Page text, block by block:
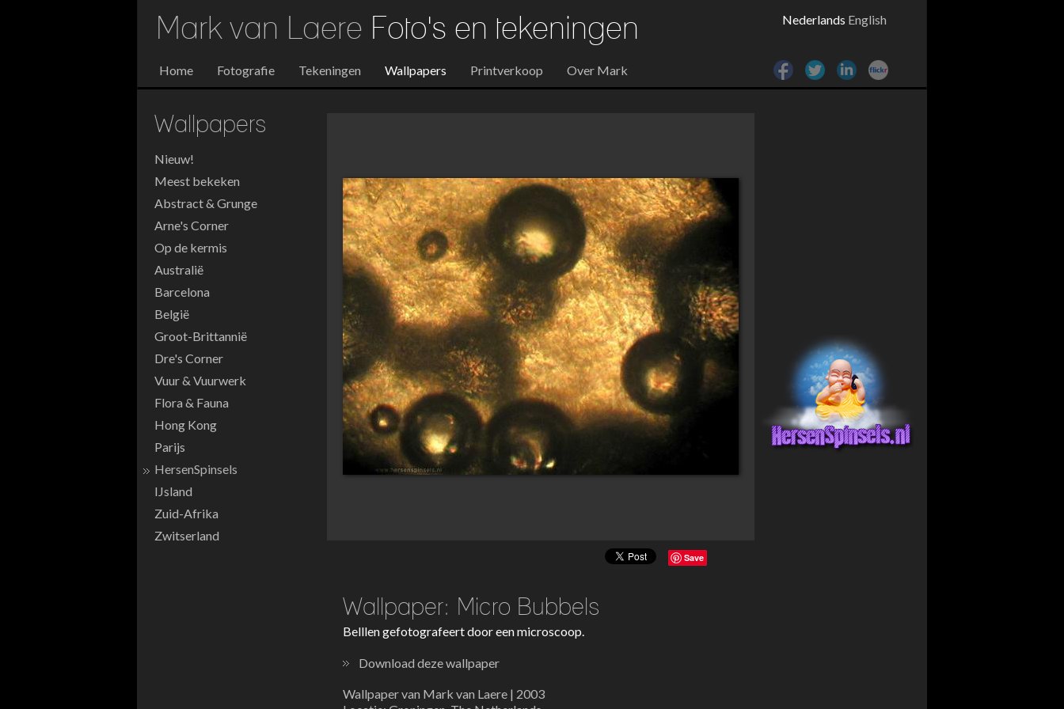
Mark van Laere Foto's en tekeningen Nederlands English
Home Fotografie Tekeningen Wallpapers Printverkoop Over Mark
Wallpapers
Nieuw!
Meest bekeken
Abstract & Grunge
Arne's Corner
Op de kermis
Australië
Barcelona
België
Groot-Brittannië
Dre's Corner
Vuur & Vuurwerk
Flora & Fauna
Hong Kong
Parijs
HersenSpinsels
IJsland
Zuid-Afrika
Zwitserland
Save
Wallpaper: Micro Bubbels
Belllen gefotografeert door een microscoop.
Download deze wallpaper
Wallpaper van Mark van Laere | 2003